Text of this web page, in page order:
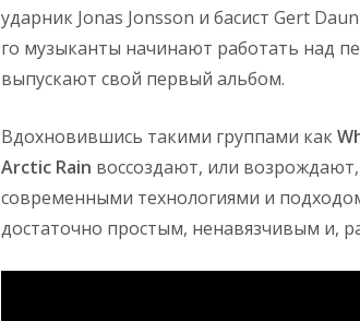
ударник Jonas Jonsson и басист Gert
го музыканты начинают работать над
выпускают свой первый альбом.
Вдохновившись такими группами как
Arctic Rain воссоздают, или возрождают,
современными технологиями и
достаточно простым, ненавязчивым и,